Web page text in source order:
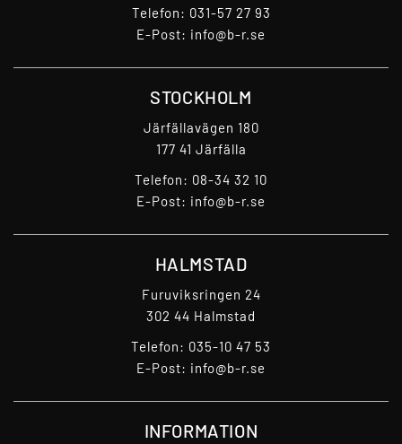
Telefon: 031-57 27 93
E-Post: info@b-r.se
STOCKHOLM
Järfällavägen 180
177 41 Järfälla
Telefon: 08-34 32 10
E-Post: info@b-r.se
HALMSTAD
Furuviksringen 24
302 44 Halmstad
Telefon: 035-10 47 53
E-Post: info@b-r.se
INFORMATION